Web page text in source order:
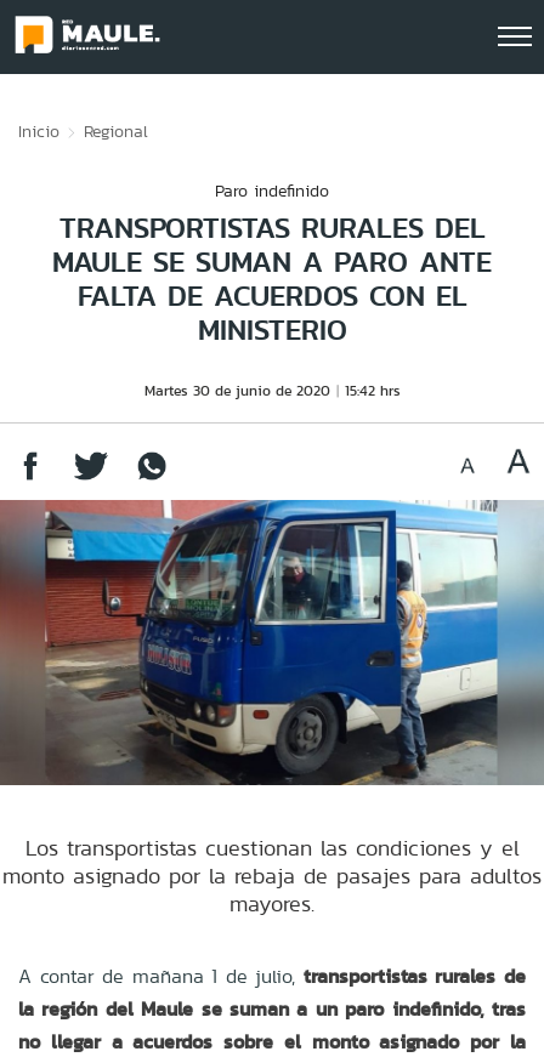
Inicio Regional
Paro indefinido
TRANSPORTISTAS RURALES DEL
MAULE SE SUMAN A PARO ANTE
FALTA DE ACUERDOS CON EL
MINISTERIO
Martes 30 de junio de 2020 15:42 hrs
Los transportistas cuestionan las condiciones y el
monto asignado por la rebaja de pasajes para adultos
mayores.
A contar de mañana 1 de julio, transportistas rurales de
la región del Maule se suman a un paro indefinido, tras
no llegar a acuerdos sobre el monto asignado por la